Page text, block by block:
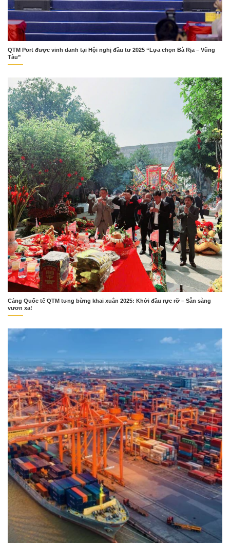
QTM Port được vinh danh tại Hội nghị đầu tư 2025 “Lựa chọn Bà Rịa – Vũng
Tàu”
Cảng Quốc tế QTM tưng bừng khai xuân 2025: Khởi đầu rực rỡ – Sẵn sàng
vươn xa!